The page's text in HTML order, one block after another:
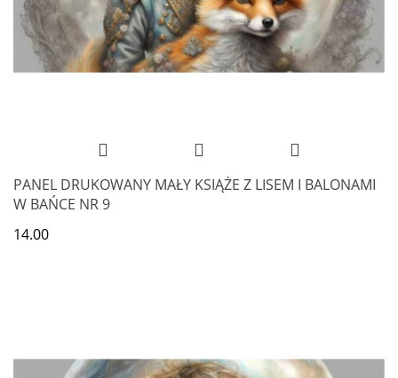
PANEL DRUKOWANY MAŁY KSIĄŻE Z LISEM I BALONAMI
W BAŃCE NR 9
14.00